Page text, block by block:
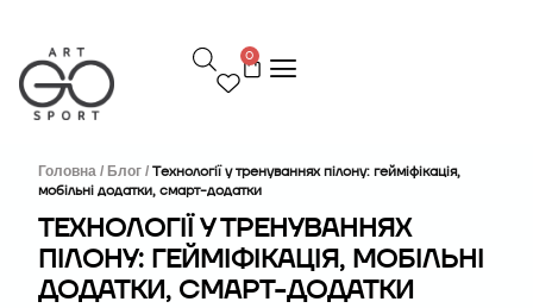
р
е
й
0
Головна / Блог / Технології у тренуваннях пілону: гейміфікація,
мобільні додатки, смарт-додатки
ТЕХНОЛОГІЇ У ТРЕНУВАННЯХ
ПІЛОНУ: ГЕЙМІФІКАЦІЯ, МОБІЛЬНІ
ДОДАТКИ, СМАРТ-ДОДАТКИ